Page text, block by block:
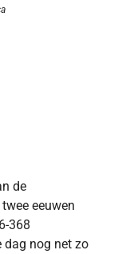
de
eeuwen
368
dag nog net zo